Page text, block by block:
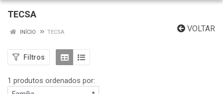
TECSA
VOLTAR
INÍCIO TECSA
Filtros
1 produtos ordenados por: